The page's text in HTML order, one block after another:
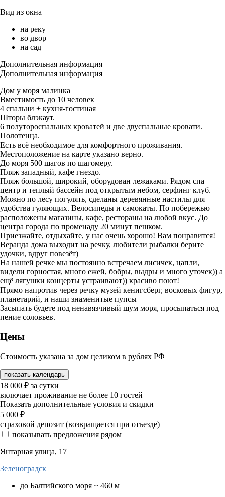
Вид из окна
на реку
во двор
на сад
Дополнительная информация
Дополнительная информация
Дом у моря малинка
Вместимость до 10 человек
4 спальни + кухня-гостиная
Шторы блэкаут.
6 полутороспальных кроватей и две двуспальные кровати.
Полотенца.
Есть всё необходимое для комфортного проживания.
Местоположение на карте указано верно.
До моря 500 шагов по шагомеру.
Пляж западный, кафе гнездо.
Пляж большой, широкий, оборудован лежаками. Рядом спа
центр и теплый бассейн под открытым небом, серфинг клуб.
Можно по лесу погулять, сделаны деревянные настилы для
удобства гуляющих. Велосипеды и самокаты. По побережью
расположены магазины, кафе, рестораны на любой вкус. До
центра города по променаду 20 минут пешком.
Приезжайте, отдыхайте, у нас очень хорошо! Вам понравится!
Веранда дома выходит на речку, любители рыбалки берите
удочки, вдруг повезёт)
На нашей речке мы постоянно встречаем лисичек, цапли,
видели горностая, много ежей, бобры, выдры и много уточек)) а
ещё лягушки концерты устраивают)) красиво поют!
Прямо напротив через речку музей кенигсберг, восковых фигур,
планетарий, и наши знаменитые пупсы
Засыпать будете под ненавязчивый шум моря, просыпаться под
пение соловьев.
Цены
Стоимость указана за дом целиком в рублях РФ
показать календарь
18 000 ₽ за сутки
включает проживание не более 10 гостей
Показать дополнительные условия и скидки
5 000 ₽
страховой депозит (возвращается при отъезде)
показывать предложения рядом
Янтарная улица, 17
Зеленоградск
до Балтийского моря ~ 460 м